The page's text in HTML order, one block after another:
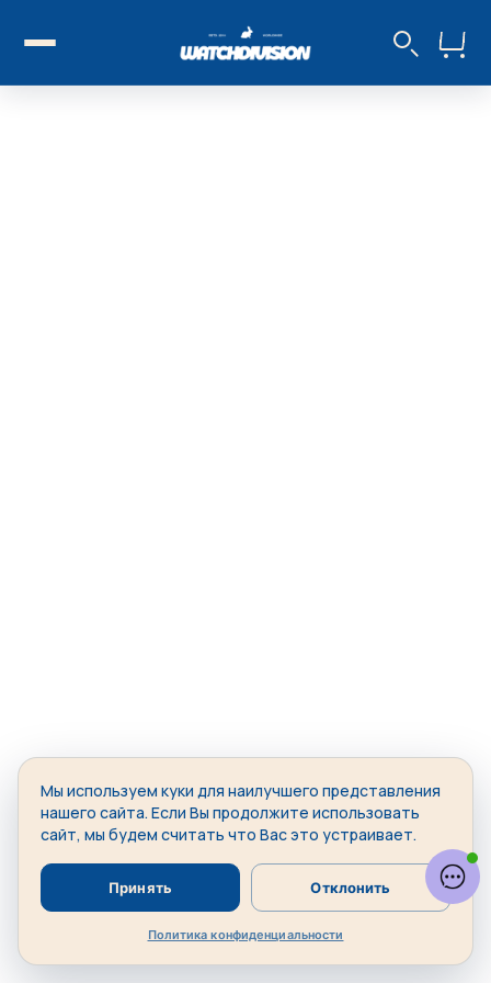
Мы используем куки для наилучшего представления
нашего сайта. Если Вы продолжите использовать
сайт, мы будем считать что Вас это устраивает.
Принять Отклонить
Политика конфиденциальности